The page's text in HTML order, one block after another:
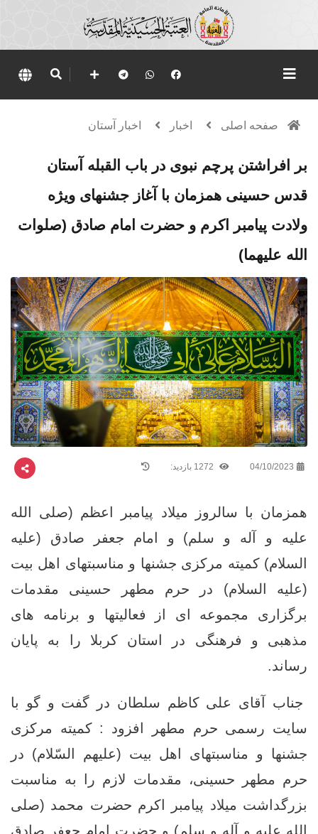
صفحه اصلی اخبار اخبار آستان
بر افراشتن پرچم نبوی در باب القبله آستان
قدس حسینی همزمان با آغاز جشنهای ویژه
ولادت پیامبر اکرم و حضرت امام صادق (صلوات
الله علیهما)
04/10/2023
همزمان با سالروز میلاد پیامبر اعظم (صلی الله
علیه و آله و سلم) و امام جعفر صادق (علیه
السلام) کمیته مرکزی جشنها و مناسبتهای اهل بیت
(علیه السلام) در حرم مطهر حسینی مقدمات
برگزاری مجموعه ای از فعالیتها و برنامه های
مذهبی و فرهنگی در استان کربلا را به پایان
رساند.
جناب آقای علی کاظم سلطان در گفت و گو با
سایت رسمی حرم مطهر افزود : کمیته مرکزی
جشنها و مناسبتهای اهل بیت (علیهم السّلام) در
حرم مطهر حسینی، مقدمات لازم را به مناسبت
بزرگداشت میلاد پیامبر اکرم حضرت محمد (صلی
الله علیه و آله و سلم) و حضرت امام جعفر صادق